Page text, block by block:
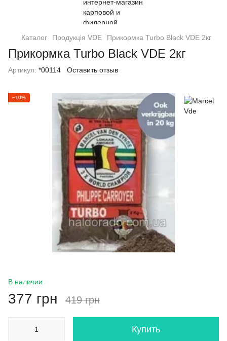
Каталог Продукція VDE Прикормка Turbo Black VDE 2кг
Прикормка Turbo Black VDE 2кг
Артикул: *00114 Оставить отзыв
−10%
В наличии
377 грн 419 грн
Купить